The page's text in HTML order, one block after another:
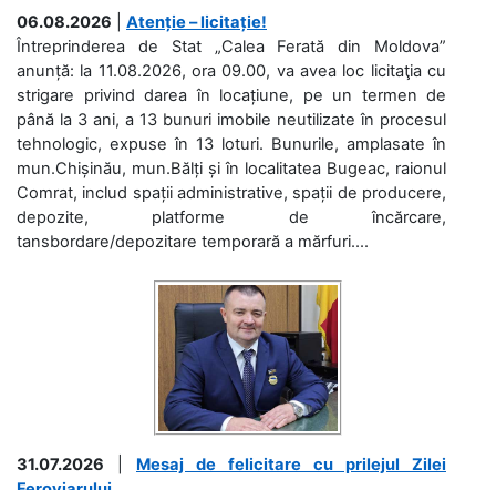
06.08.2026
Atenție – licitație!
Întreprinderea de Stat „Calea Ferată din Moldova”
anunță: la 11.08.2026, ora 09.00, va avea loc licitaţia cu
strigare privind darea în locațiune, pe un termen de
până la 3 ani, a 13 bunuri imobile neutilizate în procesul
tehnologic, expuse în 13 loturi. Bunurile, amplasate în
mun.Chișinău, mun.Bălți și în localitatea Bugeac, raionul
Comrat, includ spații administrative, spații de producere,
depozite, platforme de încărcare,
tansbordare/depozitare temporară a mărfuri....
31.07.2026
Mesaj de felicitare cu prilejul Zilei